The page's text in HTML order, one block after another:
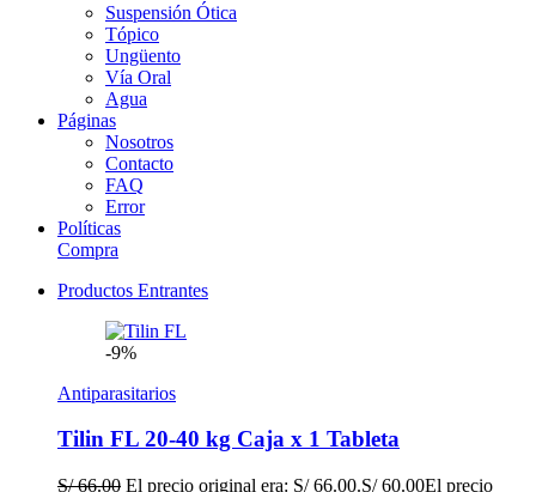
Suspensión Ótica
Tópico
Ungüento
Vía Oral
Agua
Páginas
Nosotros
Contacto
FAQ
Error
Políticas
Compra
Productos Entrantes
-9%
Antiparasitarios
Tilin FL 20-40 kg Caja x 1 Tableta
S/66.00 El precio original era: S/ 66.00.S/60.00El precio